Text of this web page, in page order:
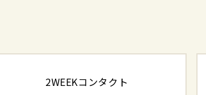
2WEEKコンタクト